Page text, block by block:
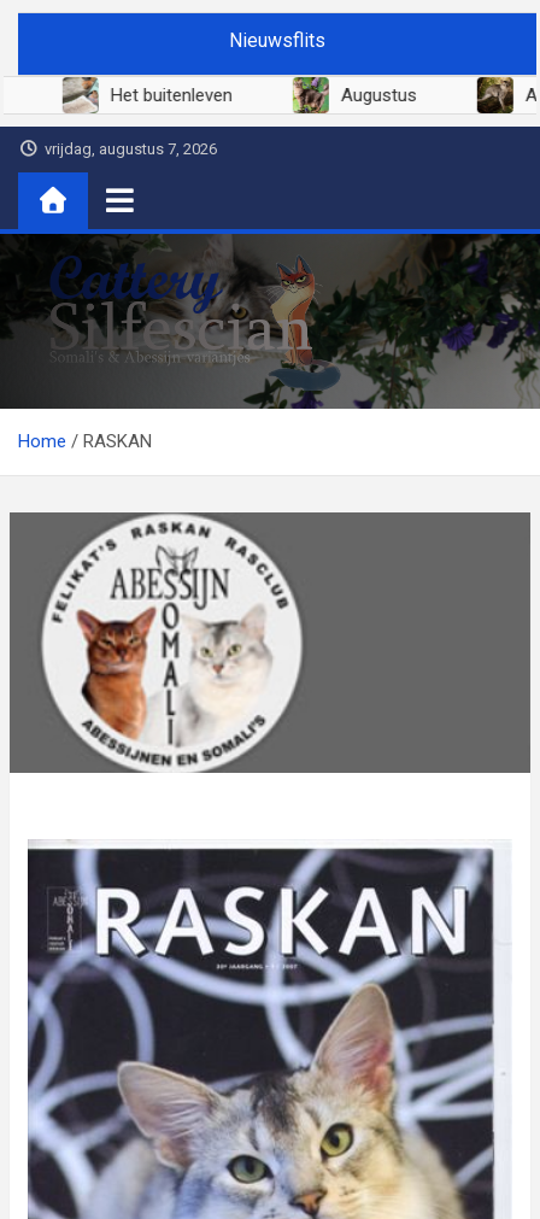
Ga
de
Nieuwsflits
Het buitenleven Augustus
vrijdag, augustus 7, 2026
Cattery Silfescian
Somali's en soms Abessijn-variantjes
Home
RASKAN